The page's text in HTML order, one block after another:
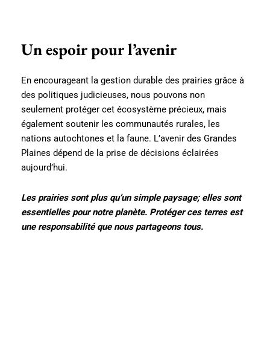
Un espoir pour l’avenir
En encourageant la gestion durable des prairies grâce à
des politiques judicieuses, nous pouvons non
seulement protéger cet écosystème précieux, mais
également soutenir les communautés rurales, les
nations autochtones et la faune. L’avenir des Grandes
Plaines dépend de la prise de décisions éclairées
aujourd’hui.
Les prairies sont plus qu’un simple paysage; elles sont
essentielles pour notre planète. Protéger ces terres est
une responsabilité que nous partageons tous.